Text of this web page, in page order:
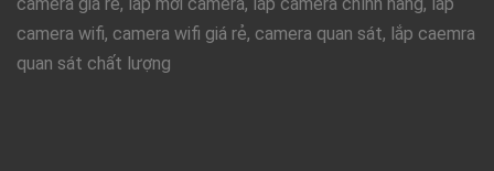
camera wifi, camera wifi giá rẻ, camera quan sát, lắp caemra
quan sát chất lượng